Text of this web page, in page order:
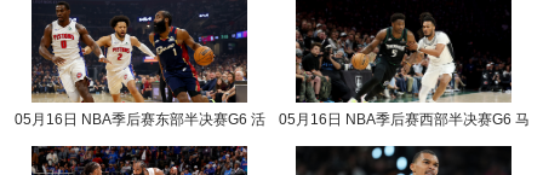
05月16日 NBA季后赛东部半决赛G6 活
05月16日 NBA季后赛西部半决赛G6 马